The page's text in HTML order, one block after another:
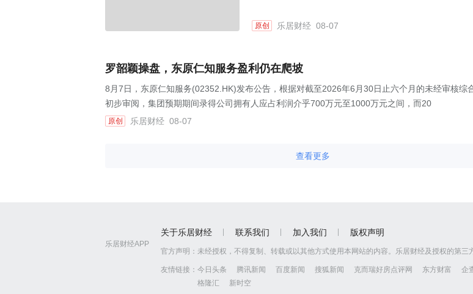
原创 乐居财经 08-07
罗韶颖操盘，东原仁知服务盈利仍在爬坡
8月7日，东原仁知服务(02352.HK)发布公告，根据对截至2026年6月30日止六个月的未经审核综
初步审阅，集团预期期间录得公司拥有人应占利润介乎700万元至1000万元之间，而20
原创 乐居财经 08-07
查看更多
乐居财经APP
关于乐居财经 联系我们 加入我们 版权声明
官方声明： 未经授权，不得复制、转载或以其他方式使用本网站的内容。乐居财经及授权的第三
友情链接： 今日头条 腾讯新闻 百度新闻 搜狐新闻 克而瑞好房点评网 东方财富 企
格隆汇
新时空